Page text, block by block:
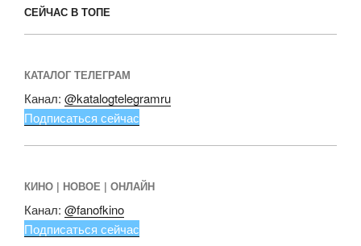
СЕЙЧАС В ТОПЕ
КАТАЛОГ ТЕЛЕГРАМ
Канал: @katalogtelegramru
Подписаться сейчас
КИНО | НОВОЕ | ОНЛАЙН
Канал: @fanofkino
Подписаться сейчас